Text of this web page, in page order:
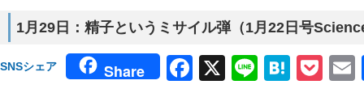
1月29日：精子というミサイル弾（1月22日号
SNSシェア Share Facebook
X Line